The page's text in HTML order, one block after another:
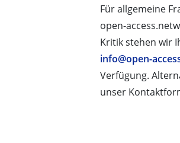
Für allgemeine
open-
Kritik stehen wir
info@open-
Verfügung.
unser